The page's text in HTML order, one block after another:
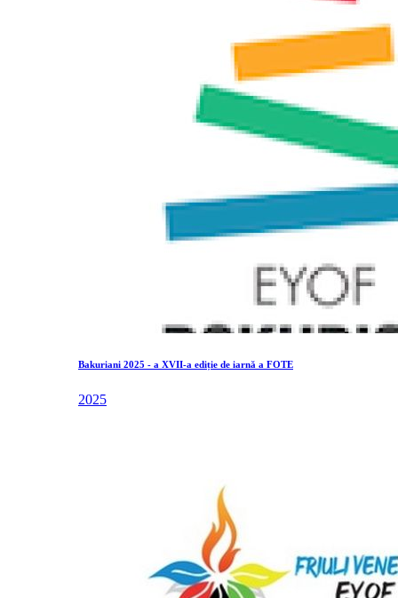
Bakuriani 2025 - a XVII-a ediție de iarnă a FOTE
2025